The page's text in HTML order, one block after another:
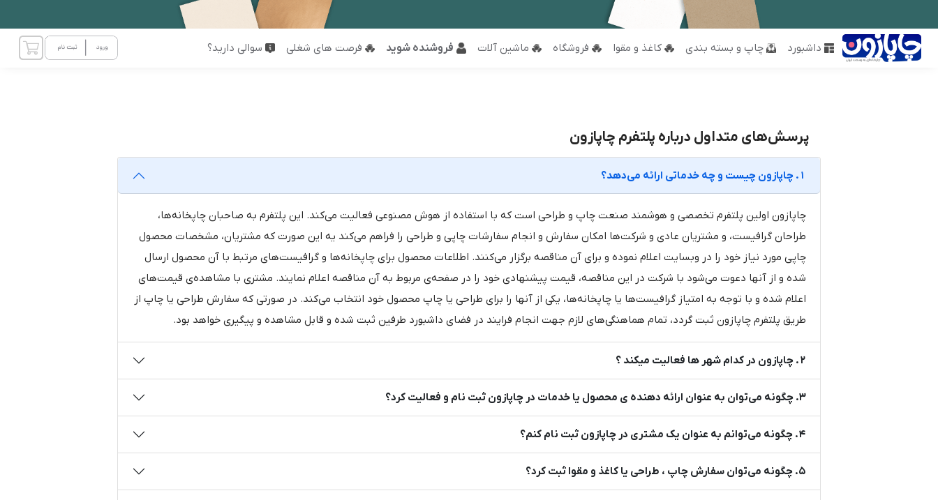
داشبورد چاپ و بسته بندی کاغذ و مقوا فروشگاه ماشین آلات فروشنده شوید فرصت های شغلی سوالی دارید؟
پرسش‌های متداول درباره پلتفرم چاپازون
1. چاپازون چیست و چه خدماتی ارائه می‌دهد؟
چاپازون اولین پلتفرم تخصصی و هوشمند صنعت چاپ و طراحی است که با استفاده از هوش مصنوعی فعالیت می‌کند. این پلتفرم به صاحبان چاپخانه‌ها،
طراحان گرافیست، و مشتریان عادی و شرکت‌ها امکان سفارش و انجام سفارشات چاپی و طراحی را فراهم می‌کند یه این صورت که مشتریان، مشخصات محصول
چاپی مورد نیاز خود را در وبسایت اعلام نموده و برای آن مناقصه برگزار می‌کنند. اطلاعات محصول برای چاپخانه‌ها و گرافیست‌های مرتبط با آن محصول ارسال
شده و از آنها دعوت می‌شود با شرکت در این مناقصه، قیمت پیشنهادی خود را در صفحه‌ی مربوط به آن مناقصه اعلام نمایند. مشتری با مشاهده‌ی قیمت‌های
اعلام شده و با توجه به امتیاز گرافیست‌ها یا چاپخانه‌ها، یکی از آنها را برای طراحی یا چاپ محصول خود انتخاب می‌کند. در صورتی که سفارش طراحی یا چاپ از
طریق پلتفرم چاپازون ثبت گردد، تمام هماهنگی‌های لازم جهت انجام فرایند در فضای داشبورد طرفین ثبت شده و قابل مشاهده و پیگیری خواهد بود.
2. چاپازون در کدام شهر ها فعالیت میکند ؟
3. چگونه می‌توان به عنوان ارائه دهنده ی محصول یا خدمات در چاپازون ثبت نام و فعالیت کرد؟
4. چگونه می‌توانم به عنوان یک مشتری در چاپازون ثبت نام کنم؟
5. چگونه می‌توان سفارش چاپ ، طراحی یا کاغذ و مقوا ثبت کرد؟